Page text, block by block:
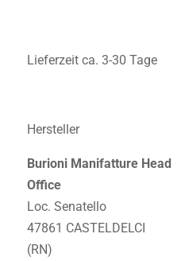
Lieferzeit ca. 3-30 Tage
Hersteller
Burioni Manifatture Head
Office
Loc. Senatello
47861 CASTELDELCI
(RN)